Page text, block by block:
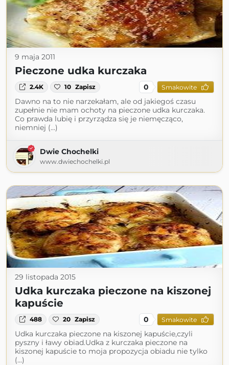
9 maja 2011
Pieczone udka kurczaka
2.4K 10 Zapisz 0 Smakowite
Dawno na to nie narzekałam, ale od jakiegoś czasu
zupełnie nie mam ochoty na pieczone udka kurczaka.
Co prawda lubię i przyrządza się je niemęcząco,
niemniej (...)
Dwie Chochelki
www.dwiechochelki.pl
29 listopada 2015
Udka kurczaka pieczone na kiszonej
kapuście
488 20 Zapisz 0 Smakowite
Udka kurczaka pieczone na kiszonej kapuście,czyli
pyszny i ławy obiad.Udka z kurczaka pieczone na
kiszonej kapuście to moja propozycja obiadu nie tylko
(...)